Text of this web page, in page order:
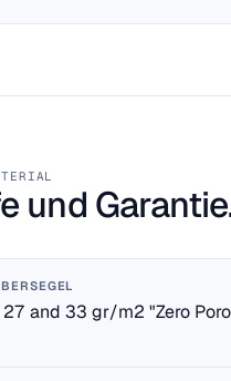
und
and 33 gr/m2 "Zero